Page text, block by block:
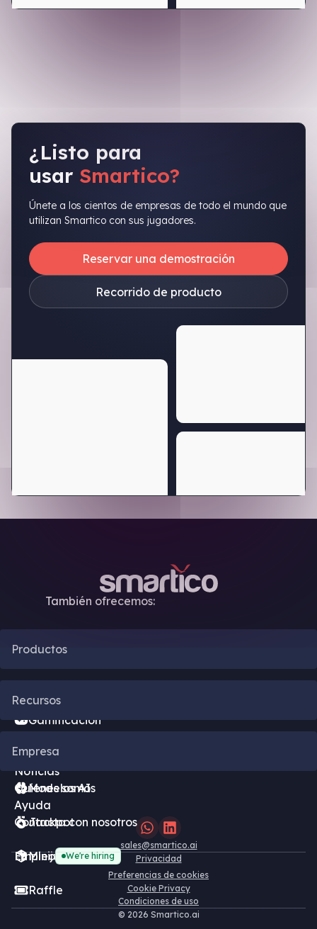
¿Listo para
usar Smartico?
Únete a los cientos de empresas de todo el mundo que
utilizan Smartico con sus jugadores.
Reservar una demostración
Recorrido de producto
También ofrecemos:
Productos
Gamificación
Motor de bonificación
Modelos AI
Jackpot
Minijuegos F2P
Raffle
Recursos
Noticias
Ayuda
Empresa
Quienes somos
Contacta con nosotros
Empleo We're hiring
© 2026 Smartico.ai
Condiciones de uso
Cookie Privacy
Preferencias de cookies
Privacidad
sales@smartico.ai